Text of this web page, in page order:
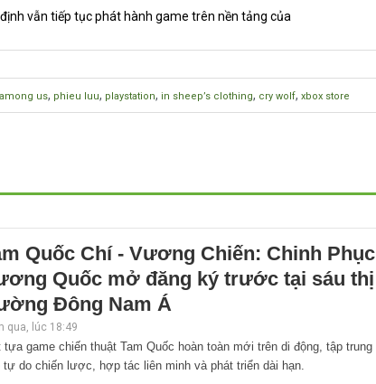
vẫn tiếp tục phát hành game trên nền tảng của
us, phieu luu, playstation, in sheep’s clothing, cry wolf, xbox store
Quốc Chí - Vương Chiến: Chinh Phục
Quốc mở đăng ký trước tại sáu thị
Đông Nam Á
qua, lúc 18:49
tựa game chiến thuật Tam Quốc hoàn toàn mới trên di động, tập trung
tự do chiến lược, hợp tác liên minh và phát triển dài hạn.